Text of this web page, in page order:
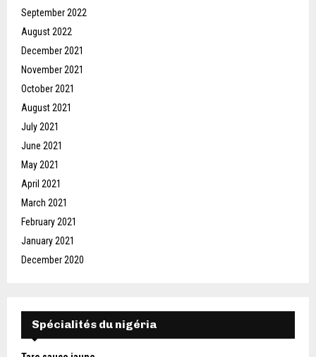
September 2022
August 2022
December 2021
November 2021
October 2021
August 2021
July 2021
June 2021
May 2021
April 2021
March 2021
February 2021
January 2021
December 2020
Spécialités du nigéria